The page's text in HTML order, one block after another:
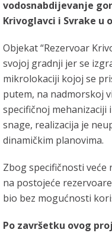
vodosnabdijevanje
Krivoglavci i Svrake u
Objekat “Rezervoar
svojoj gradnji jer se
mikrolokaciji kojoj se
putem, na nadmorskoj
specifičnoj
snage, realizacija je
dinamičkim planovima.
Zbog specifičnosti veće
na postojeće
bio bez mogućnosti
Po završetku ovog